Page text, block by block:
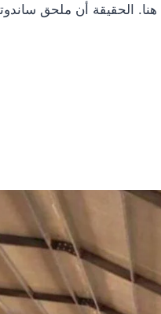
هنا. الحقيقة أن ملحق